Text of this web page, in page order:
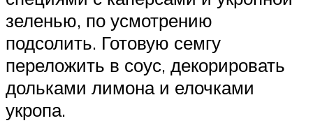
зеленью, по усмотрению
подсолить. Готовую семгу
переложить в соус, декорировать
дольками лимона и елочками
укропа.